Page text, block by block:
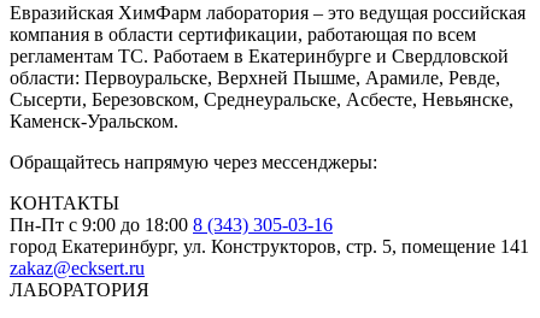
Евразийская ХимФарм лаборатория – это ведущая российская
компания в области сертификации, работающая по всем
регламентам ТС. Работаем в Екатеринбурге и Свердловской
области: Первоуральске, Верхней Пышме, Арамиле, Ревде,
Сысерти, Березовском, Среднеуральске, Асбесте, Невьянске,
Каменск-Уральском.
Обращайтесь напрямую через мессенджеры:
КОНТАКТЫ
Пн-Пт с 9:00 до 18:00 8 (343) 305-03-16
город Екатеринбург, ул. Конструкторов, стр. 5, помещение 141
zakaz@ecksert.ru
ЛАБОРАТОРИЯ